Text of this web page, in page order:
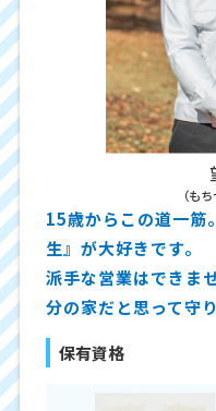
（も
15歳からこの道一筋
生』が大好きです。
派手な営業はできま
分の家だと思って守り
保有資格